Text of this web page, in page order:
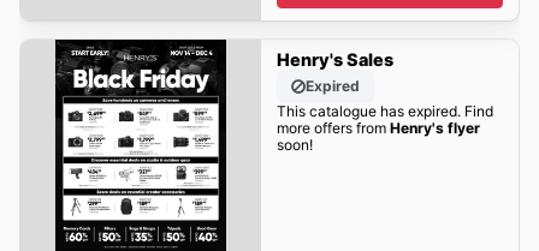
Henry's Sales
Expired
This catalogue has expired. Find
more offers from Henry's flyer
soon!